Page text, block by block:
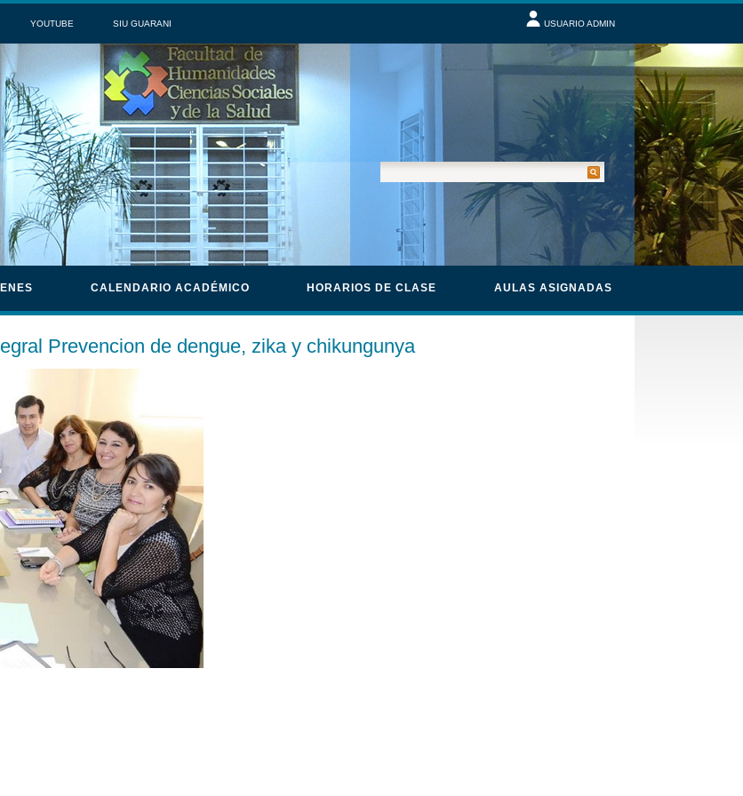
YOUTUBE SIU GUARANI USUARIO ADMIN
CALENDARIO ACADÉMICO HORARIOS DE CLASE AULAS ASIGNADAS
Prevencion de dengue, zika y chikungunya